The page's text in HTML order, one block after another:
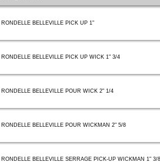
RONDELLE BELLEVILLE PICK UP 1"
RONDELLE BELLEVILLE PICK UP WICK 1" 3/4
RONDELLE BELLEVILLE POUR WICK 2" 1/4
RONDELLE BELLEVILLE POUR WICKMAN 2" 5/8
RONDELLE BELLEVILLE SERRAGE PICK-UP WICKMAN 1" 3/8